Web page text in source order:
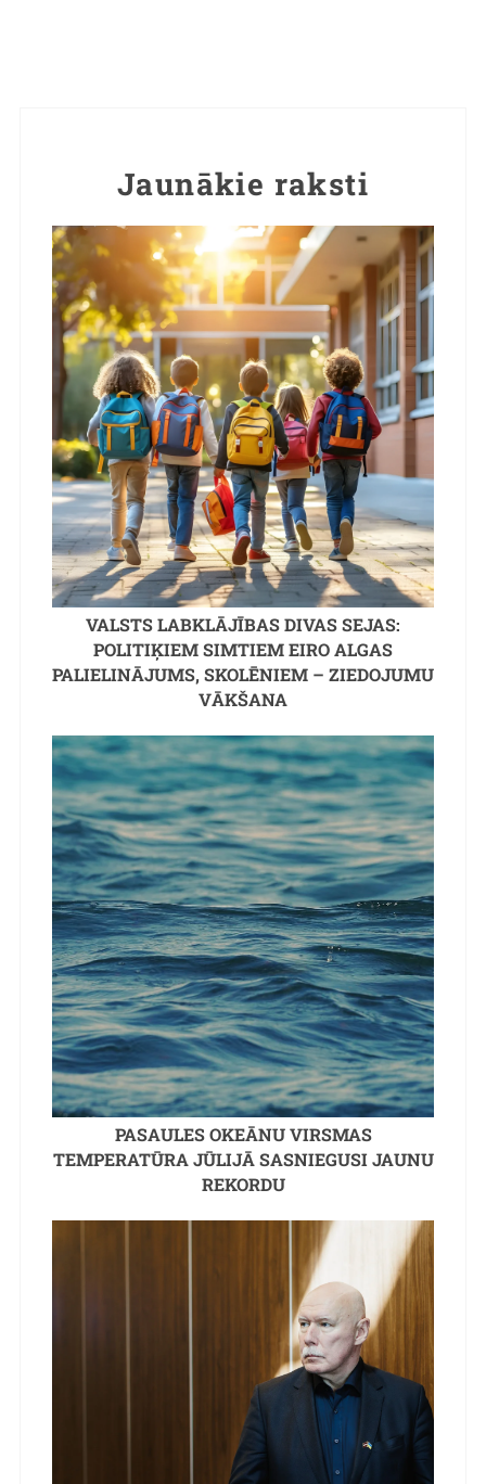
Jaunākie raksti
VALSTS LABKLĀJĪBAS DIVAS SEJAS:
POLITIĶIEM SIMTIEM EIRO ALGAS
PALIELINĀJUMS, SKOLĒNIEM – ZIEDOJUMU
VĀKŠANA
PASAULES OKEĀNU VIRSMAS
TEMPERATŪRA JŪLIJĀ SASNIEGUSI JAUNU
REKORDU